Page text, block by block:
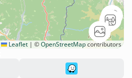
Leaflet | ©OpenStreetMapcontributors